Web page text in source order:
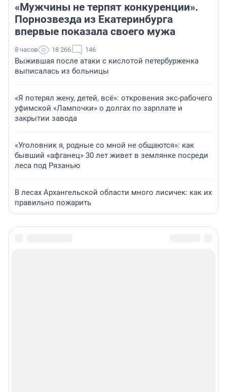
«Мужчины не терпят конкуренции».
Порнозвезда из Екатеринбурга
впервые показала своего мужа
8 часов 18 266 146
Выжившая после атаки с кислотой петербурженка
выписалась из больницы
«Я потерял жену, детей, всё»: откровения экс-рабочего
уфимской «Лампочки» о долгах по зарплате и
закрытии завода
«Уголовник я, родные со мной не общаются»: как
бывший «афганец» 30 лет живет в землянке посреди
леса под Рязанью
В лесах Архангельской области много лисичек: как их
правильно пожарить